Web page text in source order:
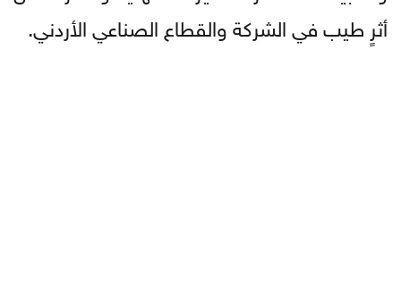
أثرٍ طيب في الشركة والقطاع الصناعي الأردني.